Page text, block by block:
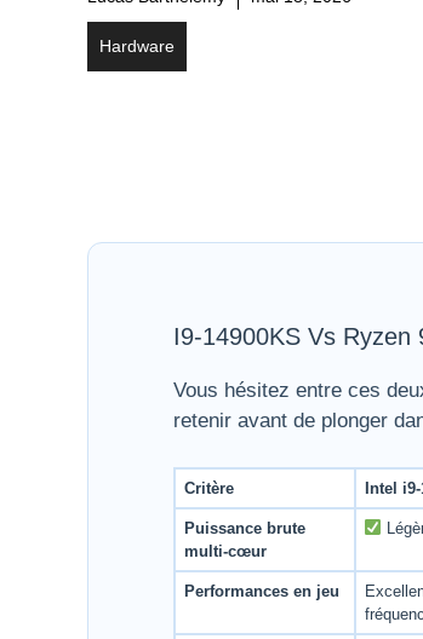
Hardware
I9-14900KS Vs Ryzen
Vous hésitez entre ces
retenir avant de plonger
Critère Intel i9-
Puissance brute
multi-cœur
Performances en jeu